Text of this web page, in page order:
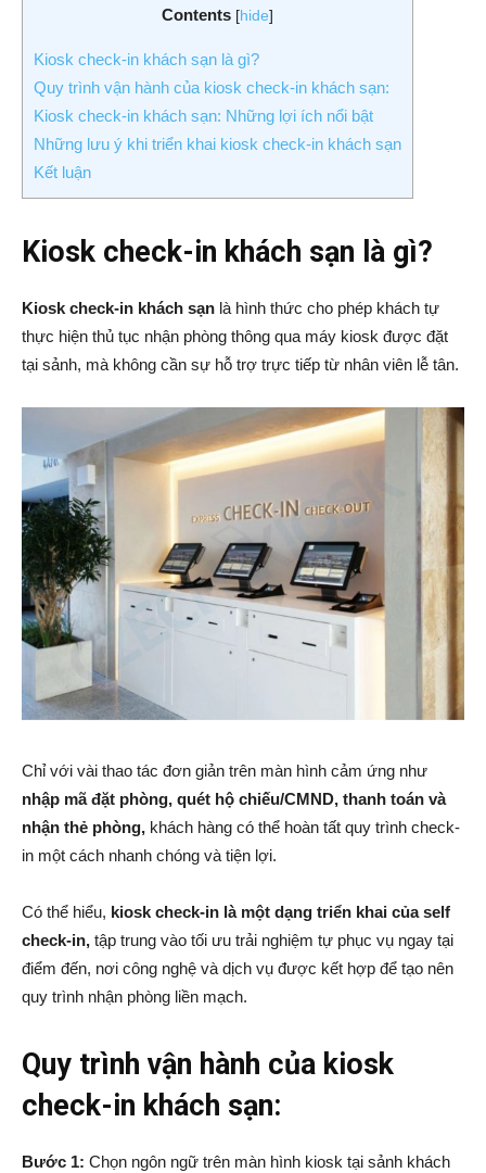
Contents [hide]
Kiosk check-in khách sạn là gì?
Quy trình vận hành của kiosk check-in khách sạn:
Kiosk check-in khách sạn: Những lợi ích nổi bật
Những lưu ý khi triển khai kiosk check-in khách sạn
Kết luận
Kiosk check-in khách sạn là gì?
Kiosk check-in khách sạn là hình thức cho phép khách tự
thực hiện thủ tục nhận phòng thông qua máy kiosk được đặt
tại sảnh, mà không cần sự hỗ trợ trực tiếp từ nhân viên lễ tân.
Chỉ với vài thao tác đơn giản trên màn hình cảm ứng như
nhập mã đặt phòng, quét hộ chiếu/CMND, thanh toán và
nhận thẻ phòng, khách hàng có thể hoàn tất quy trình check-
in một cách nhanh chóng và tiện lợi.
Có thể hiểu, kiosk check-in là một dạng triển khai của self
check-in, tập trung vào tối ưu trải nghiệm tự phục vụ ngay tại
điểm đến, nơi công nghệ và dịch vụ được kết hợp để tạo nên
quy trình nhận phòng liền mạch.
Quy trình vận hành của kiosk
check-in khách sạn:
Bước 1: Chọn ngôn ngữ trên màn hình kiosk tại sảnh khách